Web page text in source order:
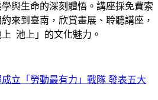
與生命的深刻體悟。講座採免費索
來到臺南，欣賞畫展、聆聽講座，
池上」的文化魅力。
立「勞動最有力」戰隊 發表五大